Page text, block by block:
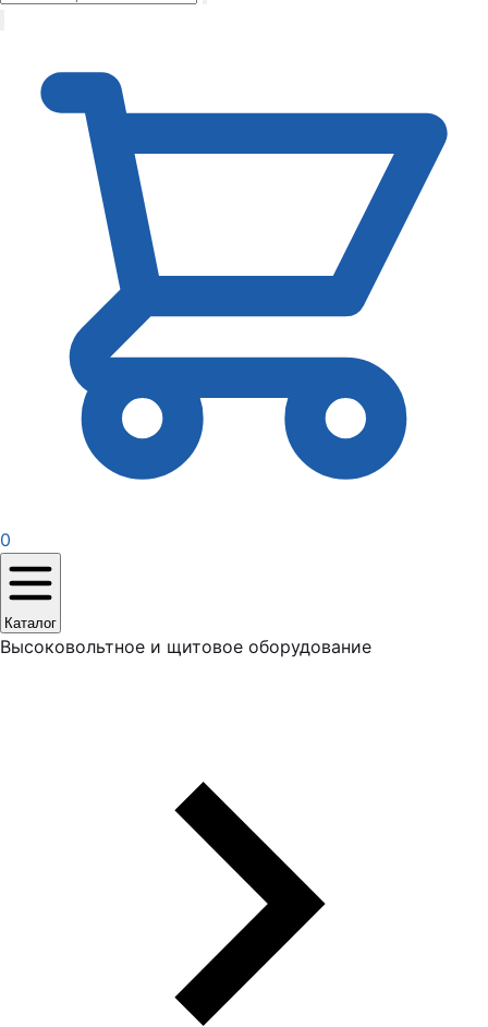
0
Каталог
Высоковольтное и щитовое оборудование